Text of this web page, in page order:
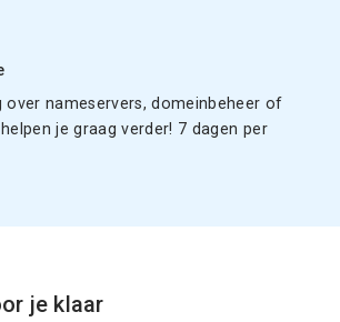
over nameservers, domeinbeheer of
je graag verder! 7 dagen per
je klaar